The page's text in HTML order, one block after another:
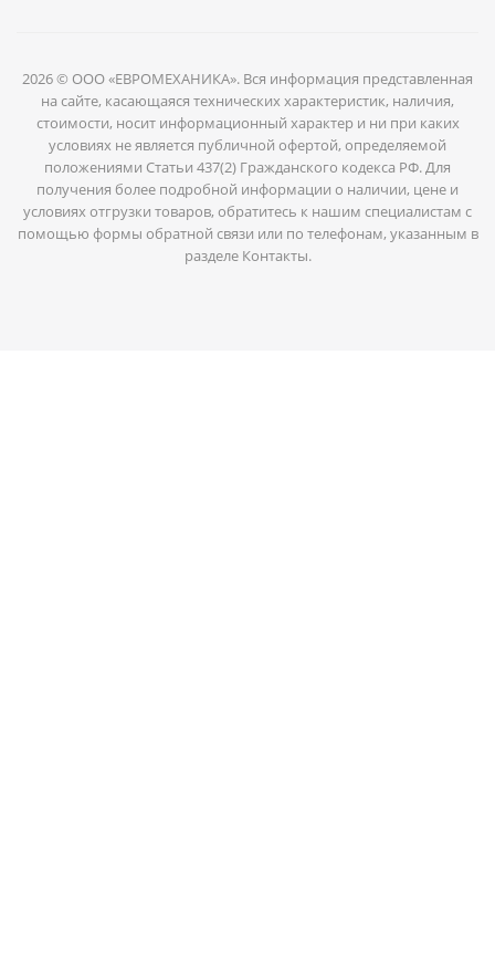
2026 © ООО «ЕВРОМЕХАНИКА». Вся информация представленная
на сайте, касающаяся технических характеристик, наличия,
стоимости, носит информационный характер и ни при каких
условиях не является публичной офертой, определяемой
положениями Статьи 437(2) Гражданского кодекса РФ. Для
получения более подробной информации о наличии, цене и
условиях отгрузки товаров, обратитесь к нашим специалистам с
помощью формы обратной связи или по телефонам, указанным в
разделе Контакты.